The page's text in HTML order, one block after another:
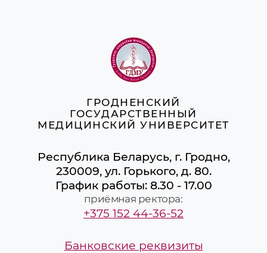
ГРОДНЕНСКИЙ
ГОСУДАРСТВЕННЫЙ
МЕДИЦИНСКИЙ УНИВЕРСИТЕТ
Республика Беларусь, г. Гродно,
230009, ул. Горького, д. 80.
График работы: 8.30 - 17.00
приёмная ректора:
+375 152 44-36-52
Банковские реквизиты